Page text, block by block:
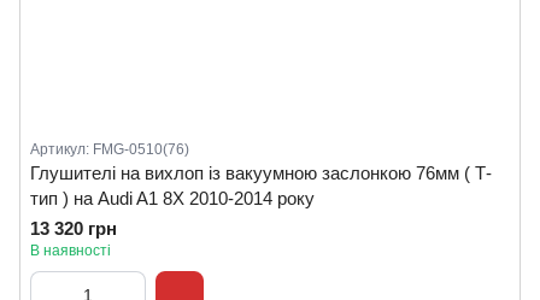
Артикул: FMG-0510(76)
Глушителі на вихлоп із вакуумною заслонкою 76мм ( Т-
тип ) на Audi A1 8X 2010-2014 року
13 320 грн
В наявності